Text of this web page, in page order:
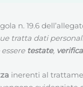
n. 19.6
tratta dati
testate,
inerenti al